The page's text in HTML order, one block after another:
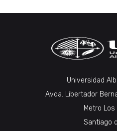
Universidad
Avda. Libertador
Metro Los
Santiago